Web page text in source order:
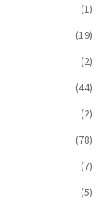
(1)
(19)
(2)
(44)
(2)
(78)
(7)
(5)